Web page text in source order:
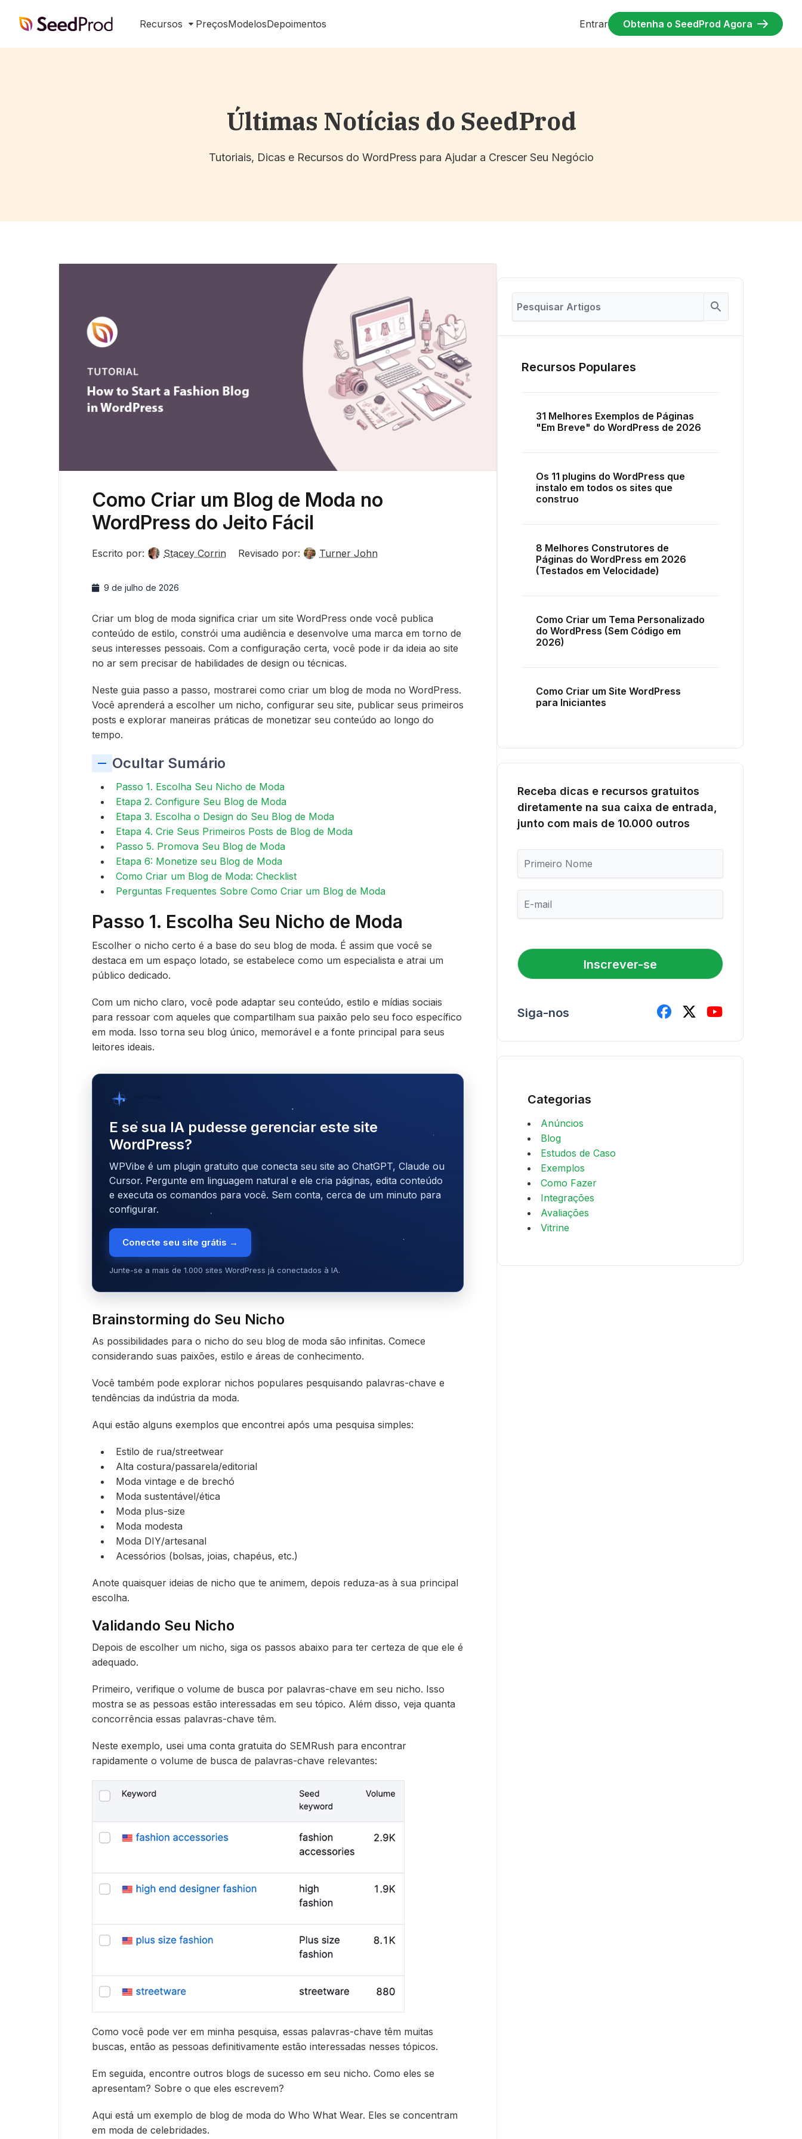
SeedProd Recursos PreçosModelosDepoimentos Entrar Obtenha o SeedProd Agora
Últimas Notícias do SeedProd
Tutoriais, Dicas e Recursos do WordPress para Ajudar a Crescer Seu Negócio
Como Criar um Blog de Moda no
WordPress do Jeito Fácil
Escrito por: Stacey Corrin Revisado por: Turner John
9 de julho de 2026
Criar um blog de moda significa criar um site WordPress onde você publica
conteúdo de estilo, constrói uma audiência e desenvolve uma marca em torno de
seus interesses pessoais. Com a configuração certa, você pode ir da ideia ao site
no ar sem precisar de habilidades de design ou técnicas.
Neste guia passo a passo, mostrarei como criar um blog de moda no WordPress.
Você aprenderá a escolher um nicho, configurar seu site, publicar seus primeiros
posts e explorar maneiras práticas de monetizar seu conteúdo ao longo do
tempo.
Ocultar Sumário
Passo 1. Escolha Seu Nicho de Moda
Etapa 2. Configure Seu Blog de Moda
Etapa 3. Escolha o Design do Seu Blog de Moda
Etapa 4. Crie Seus Primeiros Posts de Blog de Moda
Passo 5. Promova Seu Blog de Moda
Etapa 6: Monetize seu Blog de Moda
Como Criar um Blog de Moda: Checklist
Perguntas Frequentes Sobre Como Criar um Blog de Moda
Passo 1. Escolha Seu Nicho de Moda
Escolher o nicho certo é a base do seu blog de moda. É assim que você se
destaca em um espaço lotado, se estabelece como um especialista e atrai um
público dedicado.
Com um nicho claro, você pode adaptar seu conteúdo, estilo e mídias sociais
para ressoar com aqueles que compartilham sua paixão pelo seu foco específico
em moda. Isso torna seu blog único, memorável e a fonte principal para seus
leitores ideais.
E se sua IA pudesse gerenciar este site
WordPress?
WPVibe é um plugin gratuito que conecta seu site ao ChatGPT, Claude ou
Cursor. Pergunte em linguagem natural e ele cria páginas, edita conteúdo
e executa os comandos para você. Sem conta, cerca de um minuto para
configurar.
Conecte seu site grátis →
Junte-se a mais de 1.000 sites WordPress já conectados à IA.
Brainstorming do Seu Nicho
As possibilidades para o nicho do seu blog de moda são infinitas. Comece
considerando suas paixões, estilo e áreas de conhecimento.
Você também pode explorar nichos populares pesquisando palavras-chave e
tendências da indústria da moda.
Aqui estão alguns exemplos que encontrei após uma pesquisa simples:
Estilo de rua/streetwear
Alta costura/passarela/editorial
Moda vintage e de brechó
Moda sustentável/ética
Moda plus-size
Moda modesta
Moda DIY/artesanal
Acessórios (bolsas, joias, chapéus, etc.)
Anote quaisquer ideias de nicho que te animem, depois reduza-as à sua principal
escolha.
Validando Seu Nicho
Depois de escolher um nicho, siga os passos abaixo para ter certeza de que ele é
adequado.
Primeiro, verifique o volume de busca por palavras-chave em seu nicho. Isso
mostra se as pessoas estão interessadas em seu tópico. Além disso, veja quanta
concorrência essas palavras-chave têm.
Neste exemplo, usei uma conta gratuita do SEMRush para encontrar
rapidamente o volume de busca de palavras-chave relevantes:
Como você pode ver em minha pesquisa, essas palavras-chave têm muitas
buscas, então as pessoas definitivamente estão interessadas nesses tópicos.
Em seguida, encontre outros blogs de sucesso em seu nicho. Como eles se
apresentam? Sobre o que eles escrevem?
Aqui está um exemplo de blog de moda do Who What Wear. Eles se concentram
em moda de celebridades.
Recursos Populares
31 Melhores Exemplos de Páginas
"Em Breve" do WordPress de 2026
Os 11 plugins do WordPress que
instalo em todos os sites que
construo
8 Melhores Construtores de
Páginas do WordPress em 2026
(Testados em Velocidade)
Como Criar um Tema Personalizado
do WordPress (Sem Código em
2026)
Como Criar um Site WordPress
para Iniciantes
Receba dicas e recursos gratuitos
diretamente na sua caixa de entrada,
junto com mais de 10.000 outros
i
m
N
o
m
m
l
*
Inscrever-se
Siga-nos
Categorias
Anúncios
Blog
Estudos de Caso
Exemplos
Como Fazer
Integrações
Avaliações
Vitrine